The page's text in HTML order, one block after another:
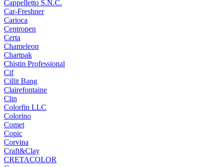
Cappelletto S.N.C.
Car-Freshner
Carioca
Centropen
Certa
Chameleon
Chartpak
Chistin Professional
Cif
Cillit Bang
Clairefontaine
Clin
Colorfin LLC
Colorino
Comet
Copic
Corvina
Craft&Clay
CRETACOLOR